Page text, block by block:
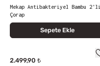
Mekap Antibakteriyel Bambu 2'li
Çorap
Sepete Ekle
2.499,90 ₺